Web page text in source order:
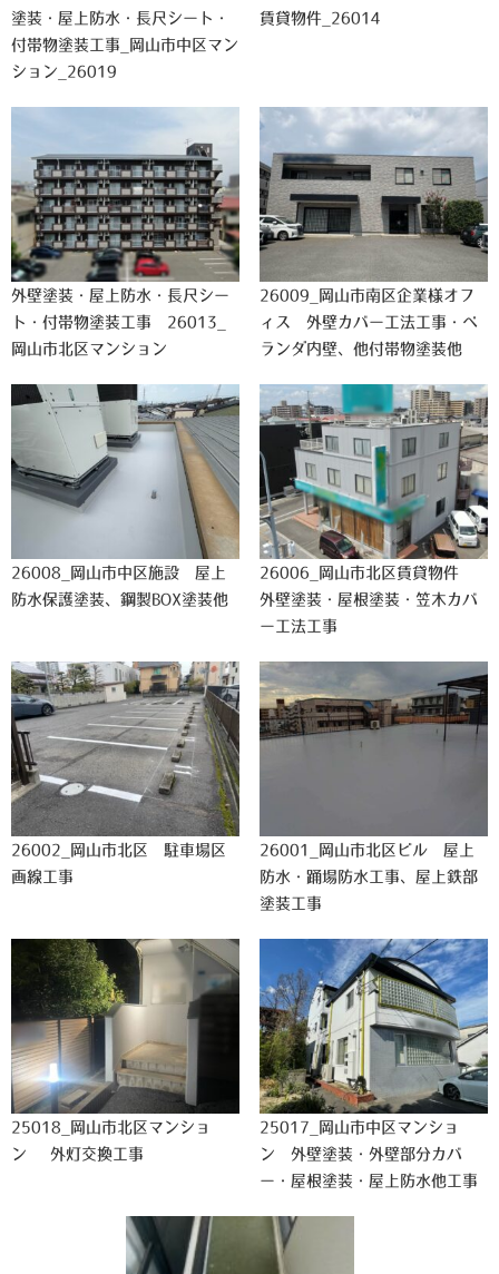
塗装・屋上防水・長尺シート・
付帯物塗装工事_岡山市中区マン
ション_26019
賃貸物件_26014
外壁塗装・屋上防水・長尺シー
ト・付帯物塗装工事 26013_
岡山市北区マンション
26009_岡山市南区企業様オフ
ィス 外壁カバー工法工事・ベ
ランダ内壁、他付帯物塗装他
26008_岡山市中区施設 屋上
防水保護塗装、鋼製BOX塗装他
26006_岡山市北区賃貸物件
外壁塗装・屋根塗装・笠木カバ
ー工法工事
26002_岡山市北区 駐車場区
画線工事
26001_岡山市北区ビル 屋上
防水・踊場防水工事、屋上鉄部
塗装工事
25018_岡山市北区マンショ
ン 外灯交換工事
25017_岡山市中区マンショ
ン 外壁塗装・外壁部分カバ
ー・屋根塗装・屋上防水他工事